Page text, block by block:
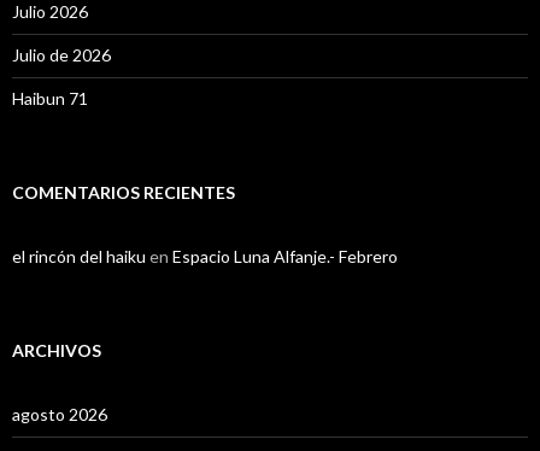
Julio 2026
Julio de 2026
Haibun 71
COMENTARIOS RECIENTES
el rincón del haiku en Espacio Luna Alfanje.- Febrero
ARCHIVOS
agosto 2026